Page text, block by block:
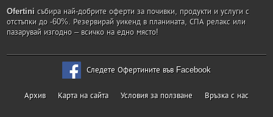
Ofertini събира най-добрите оферти за почивки, продукти и услуги с
отстъпки до -60%. Резервирай уикенд в планината, СПА релакс или
пазарувай изгодно – всичко на едно място!
Следете Офертините във Facebook
Архив Карта на сайта Условия за ползване Връзка с нас